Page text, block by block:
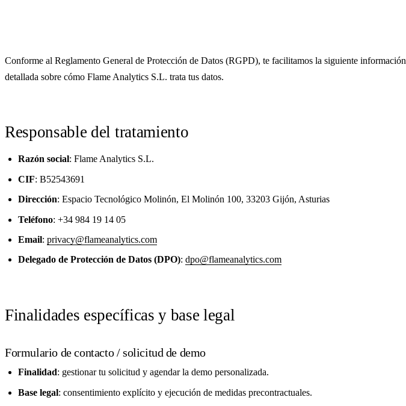
Conforme al Reglamento General de Protección de Datos (RGPD), te facilitamos la siguiente información
detallada sobre cómo Flame Analytics S.L. trata tus datos.
Responsable del tratamiento
Razón social: Flame Analytics S.L.
CIF: B52543691
Dirección: Espacio Tecnológico Molinón, El Molinón 100, 33203 Gijón, Asturias
Teléfono: +34 984 19 14 05
Email:privacy@flameanalytics.com
Delegado de Protección de Datos (DPO):dpo@flameanalytics.com
Finalidades específicas y base legal
Formulario de contacto / solicitud de demo
Finalidad: gestionar tu solicitud y agendar la demo personalizada.
Base legal: consentimiento explícito y ejecución de medidas precontractuales.